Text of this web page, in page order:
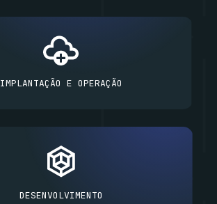
IMPLANTAÇÃO E OPERAÇÃO
DESENVOLVIMENTO